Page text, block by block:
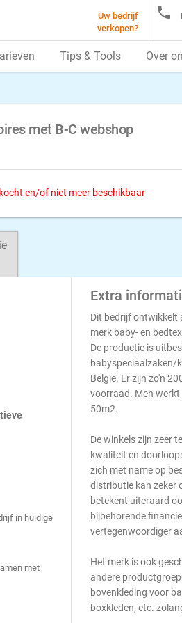
met B-C webshop
en/of niet meer beschikbaar
in huidige
met
Extra
Dit bedrijf ontwikkelt
merk baby- en
De productie is
babyspeciaalzaken/
België. Er zijn zo'n
voorraad. Men werkt
50m2.
De winkels zijn zeer
kwaliteit en
zich met name op
distributie kan zeker
betekent uiteraard
bijbehorende
vertegenwoordiger
Het merk is ook
andere
bovenkleding voor
boxkleden, etc.
Uw bedrijf
verkopen?

Tips & Tools Over